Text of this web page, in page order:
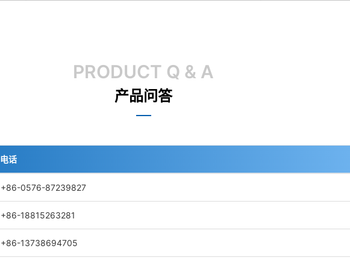
PRODUCT Q & A
产品问答
电话
+86-0576-87239827
+86-18815263281
+86-13738694705